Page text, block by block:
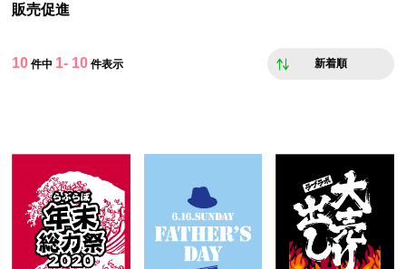
販売促進
10 件中 1- 10 件表示 新着順